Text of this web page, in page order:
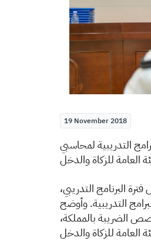
19 November 2018
المتميزين من الدفعة الثانية من البرامج التدريبية لمحاسبي
البرنامج التدريبي،
التدريبية. وأوضح
الضريبة بالمملكة،